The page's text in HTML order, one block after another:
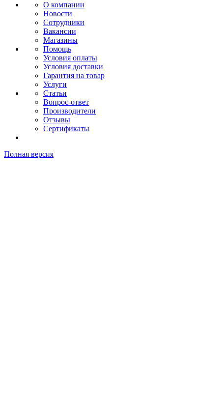
О компании
Новости
Сотрудники
Вакансии
Магазины
Помощь
Условия оплаты
Условия доставки
Гарантия на товар
Услуги
Статьи
Вопрос-ответ
Производители
Отзывы
Сертификаты
Полная версия